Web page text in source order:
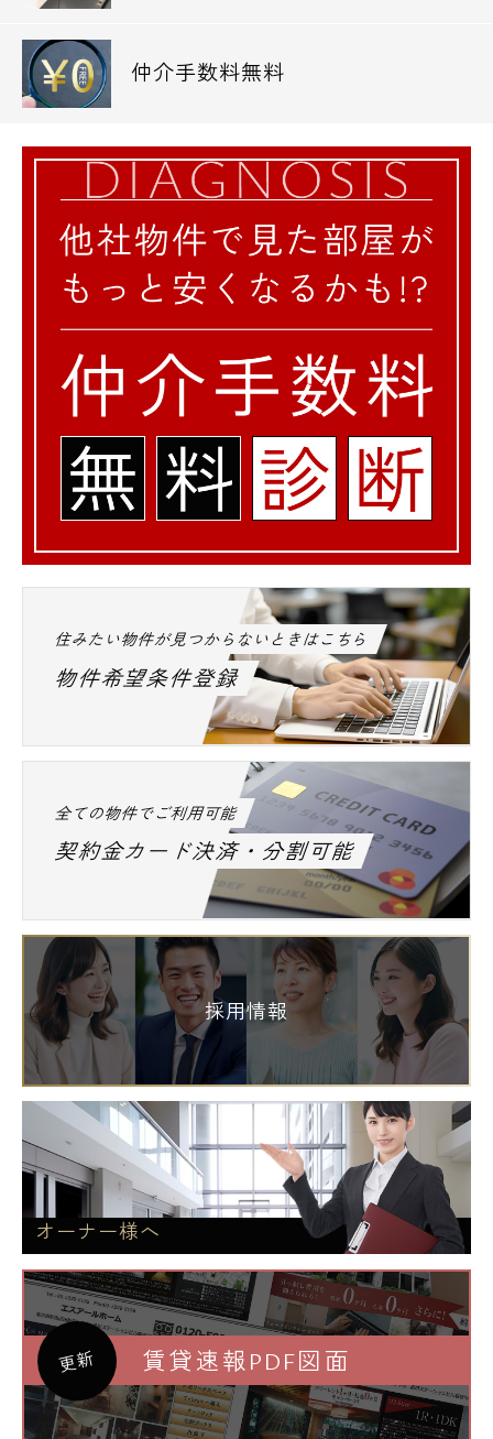
仲介手数料無料
住みたい物件が見つからないときはこちら
物件希望条件登録
全ての物件でご利用可能
契約金カード決済・分割可能
採用情報
オーナー様へ
更新 賃貸速報PDF図面